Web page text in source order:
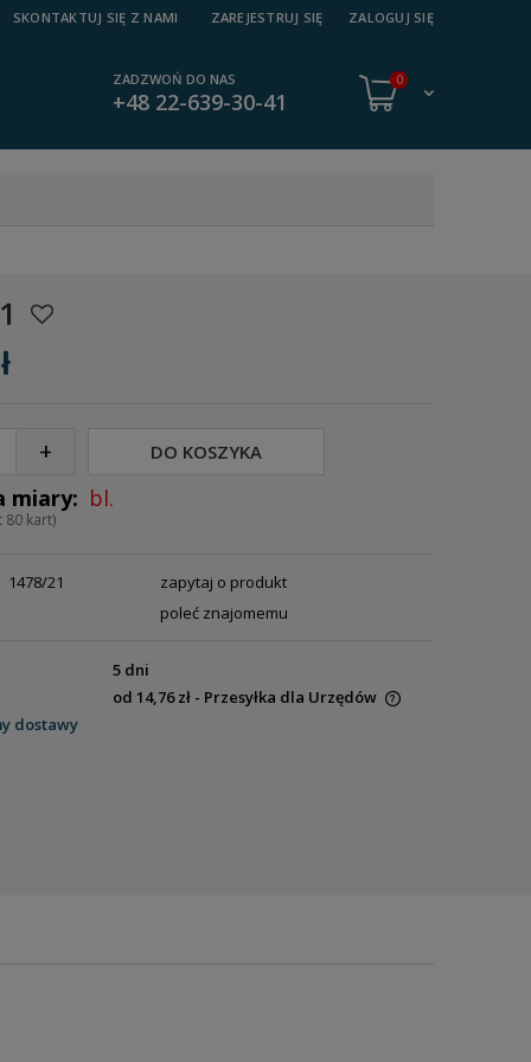
ZAREJESTRUJ SIĘ ZALOGUJ SIĘ
SKONTAKTUJ SIĘ Z NAMI
ZADZWOŃ DO NAS
+48 22-639-30-41
0
+
bl.
80 kart)
DO KOSZYKA
1478/21
zapytaj o produkt
poleć znajomemu
5 dni
od 14,76 zł - Przesyłka dla Urzędów
dostawy